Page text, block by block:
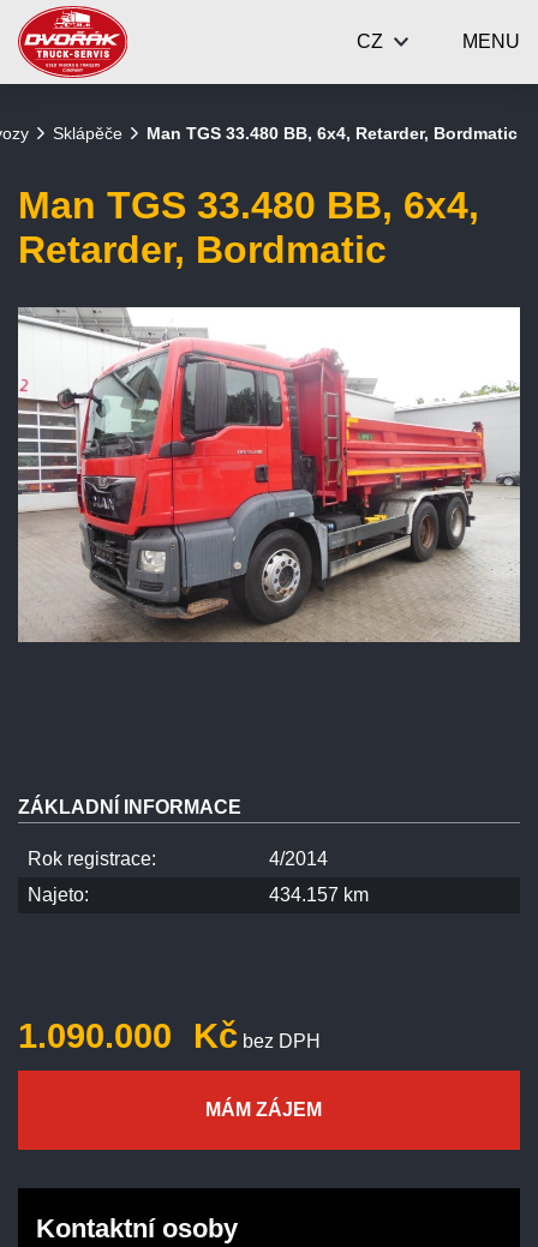
MENU
CZ
Sklápěče Man TGS 33.480 BB, 6x4, Retarder, Bordmatic
Man TGS 33.480 BB, 6x4,
Retarder, Bordmatic
1.090.000 Kč bez DPH
MÁM ZÁJEM
Kontaktní osoby
ZÁKLADNÍ INFORMACE
Rok registrace:
4/2014
Najeto:
434.157 km